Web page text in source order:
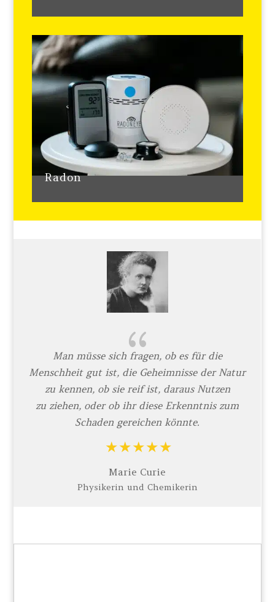
Radon
{
Man müsse sich fragen, ob es für die
Menschheit gut ist, die Geheimnisse der Natur
zu kennen, ob sie reif ist, daraus Nutzen
zu ziehen, oder ob ihr diese Erkenntnis zum
Schaden gereichen könnte.
Marie Curie
Physikerin und Chemikerin